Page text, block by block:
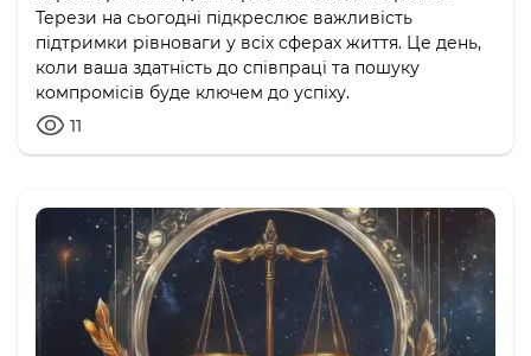
Терези на сьогодні підкреслює важливість
підтримки рівноваги у всіх сферах життя. Це день,
коли ваша здатність до співпраці та пошуку
компромісів буде ключем до успіху.
11